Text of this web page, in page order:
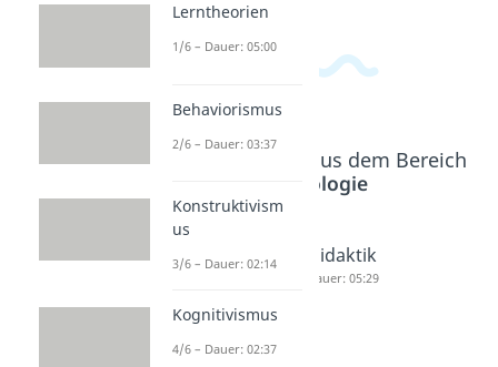
Beliebte Inhalte aus dem Bereich
Psychologie
Kognitio
Dauer: 05:21
Nativism
Didaktik
Dauer: 05:29
Lerntheorien
1/6 – Dauer: 05:00
Behaviorismus
2/6 – Dauer: 03:37
Konstruktivism
us
3/6 – Dauer: 02:14
Kognitivismus
4/6 – Dauer: 02:37